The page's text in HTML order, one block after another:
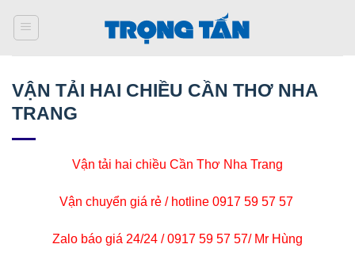
qua
VẬN TẢI HAI CHIỀU CẦN THƠ NHA
TRANG
Vận tải hai chiều Cần Thơ Nha Trang
Vận chuyển giá rẻ / hotline 0917 59 57 57
Zalo báo giá 24/24 / 0917 59 57 57/ Mr Hùng